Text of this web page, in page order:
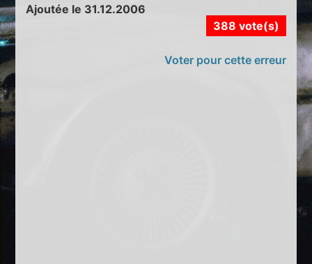
Ajoutée le 31.12.2006
388 vote(s)
Voter pour cette erreur